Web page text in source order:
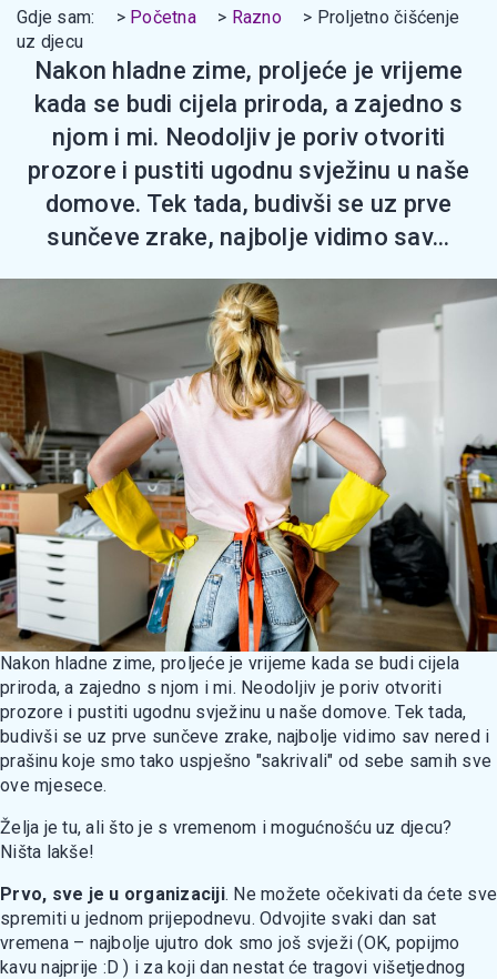
Gdje sam: Početna Razno
Proljetno čišćenje
uz djecu
Nakon hladne zime, proljeće je vrijeme
kada se budi cijela priroda, a zajedno s
njom i mi. Neodoljiv je poriv otvoriti
prozore i pustiti ugodnu svježinu u naše
domove. Tek tada, budivši se uz prve
sunčeve zrake, najbolje vidimo sav...
Nakon hladne zime, proljeće je vrijeme kada se budi cijela
priroda, a zajedno s njom i mi. Neodoljiv je poriv otvoriti
prozore i pustiti ugodnu svježinu u naše domove. Tek tada,
budivši se uz prve sunčeve zrake, najbolje vidimo sav nered i
prašinu koje smo tako uspješno "sakrivali" od sebe samih sve
ove mjesece.
Želja je tu, ali što je s vremenom i mogućnošću uz djecu?
Ništa lakše!
Prvo, sve je u organizaciji. Ne možete očekivati da ćete sve
spremiti u jednom prijepodnevu. Odvojite svaki dan sat
vremena – najbolje ujutro dok smo još svježi (OK, popijmo
kavu najprije :D ) i za koji dan nestat će tragovi višetjednog